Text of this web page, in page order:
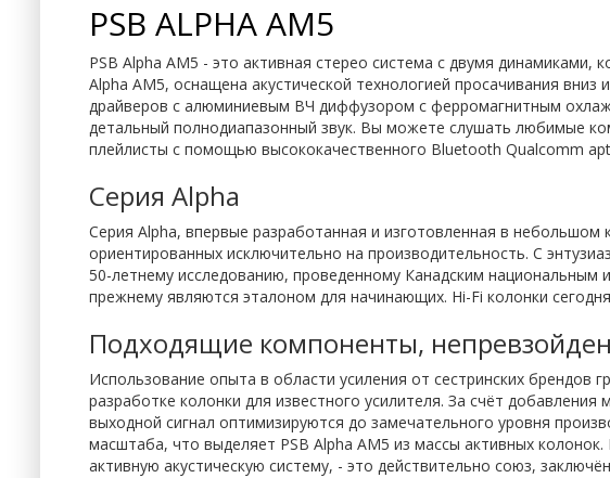
PSB ALPHA AM5
PSB Alpha AM5 - это активная стерео система с двумя
Alpha AM5, оснащена акустической технологией просачивания
драйверов с алюминиевым ВЧ диффузором с ферромагнитным
детальный полнодиапазонный звук. Вы можете слушать любимые
плейлисты с помощью высококачественного Bluetooth Qualcomm
Серия Alpha
Серия Alpha, впервые разработанная и изготовленная в небольшом
ориентированных исключительно на производительность. С
50-летнему исследованию, проведенному Канадским национальным
прежнему являются эталоном для начинающих. Hi-Fi колонки
Подходящие компоненты,
Использование опыта в области усиления от сестринских
разработке колонки для известного усилителя. За счёт
выходной сигнал оптимизируются до замечательного уровня
масштаба, что выделяет PSB Alpha AM5 из массы активных
активную акустическую систему, - это действительно союз,